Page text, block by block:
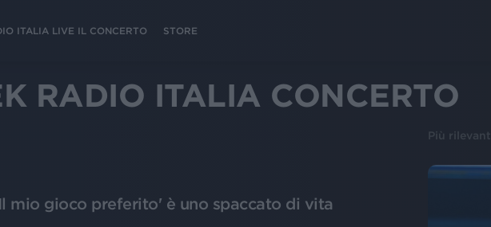
ITALIA LIVE IL CONCERTO STORE
RADIO ITALIA CONCERTO
Più rilevanti
mio gioco preferito' è uno spaccato di vita